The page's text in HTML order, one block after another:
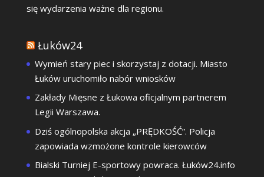
się wydarzenia ważne dla regionu.
Łuków24
Wymień stary piec i skorzystaj z dotacji. Miasto
Łuków uruchomiło nabór wniosków
Zakłady Mięsne z Łukowa oficjalnym partnerem
Legii Warszawa.
Dziś ogólnopolska akcja „PRĘDKOŚĆ”. Policja
zapowiada wzmożone kontrole kierowców
Bialski Turniej E-sportowy powraca. Łuków24.info